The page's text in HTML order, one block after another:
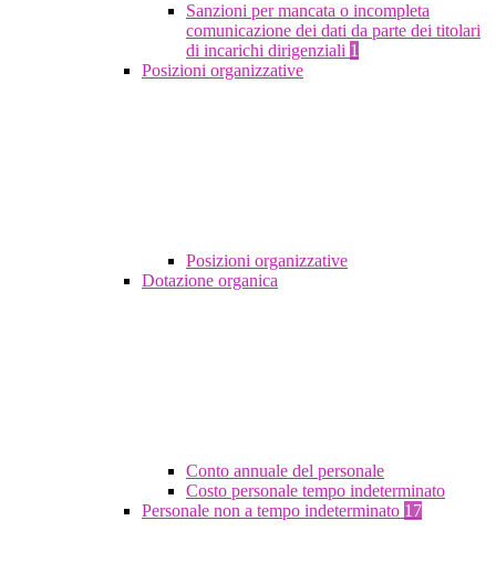
Sanzioni per mancata o incompleta
comunicazione dei dati da parte dei titolari
di incarichi dirigenziali 1
Posizioni organizzative
Posizioni organizzative
Dotazione organica
Conto annuale del personale
Costo personale tempo indeterminato
Personale non a tempo indeterminato 17